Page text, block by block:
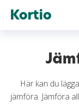
Kortio
Här kan du
jämföra. Jämföra